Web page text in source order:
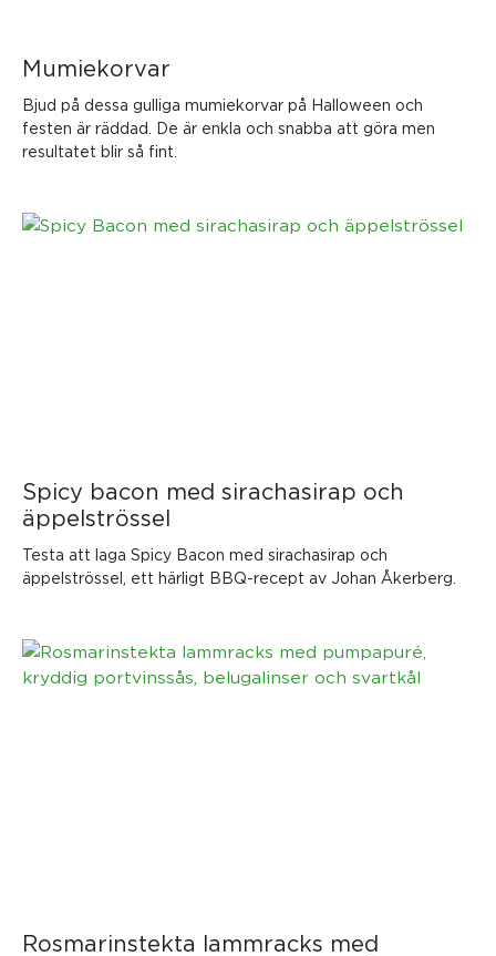
Mumiekorvar
Bjud på dessa gulliga mumiekorvar på Halloween och
festen är räddad. De är enkla och snabba att göra men
resultatet blir så fint.
Spicy bacon med sirachasirap och
äppelströssel
Testa att laga Spicy Bacon med sirachasirap och
äppelströssel, ett härligt BBQ-recept av Johan Åkerberg.
Rosmarinstekta lammracks med